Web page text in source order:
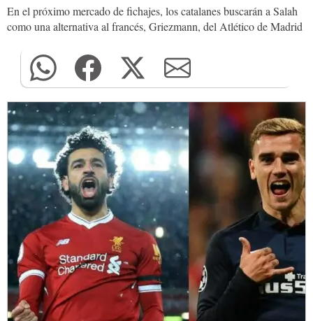
En el próximo mercado de fichajes, los catalanes buscarán a Salah
como una alternativa al francés, Griezmann, del Atlético de Madrid